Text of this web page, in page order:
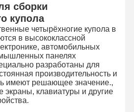
Видеозаписи О Нас
Свяжитесь С
сборки
купола
четырёхногие купола в
в высококлассной
автомобильных
панелях
разработаны для
производительность и
имеют решающее значение.,
экраны, клавиатуры и другие